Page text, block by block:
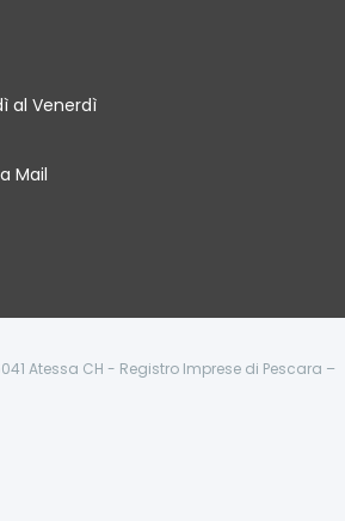
al Venerdì
Mail
Atessa CH - Registro Imprese di Pescara –